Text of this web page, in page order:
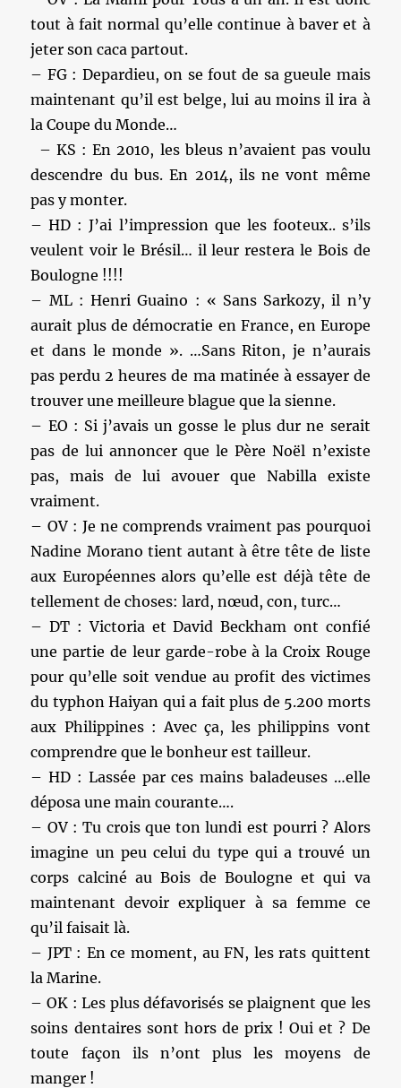
tout à fait normal qu’elle continue à baver et à
jeter son caca partout.
– FG : Depardieu, on se fout de sa gueule mais
maintenant qu’il est belge, lui au moins il ira à
la Coupe du Monde…
– KS : En 2010, les bleus n’avaient pas voulu
descendre du bus. En 2014, ils ne vont même
pas y monter.
– HD : J’ai l’impression que les footeux.. s’ils
veulent voir le Brésil… il leur restera le Bois de
Boulogne !!!!
– ML : Henri Guaino : « Sans Sarkozy, il n’y
aurait plus de démocratie en France, en Europe
et dans le monde ». …Sans Riton, je n’aurais
pas perdu 2 heures de ma matinée à essayer de
trouver une meilleure blague que la sienne.
– EO : Si j’avais un gosse le plus dur ne serait
pas de lui annoncer que le Père Noël n’existe
pas, mais de lui avouer que Nabilla existe
vraiment.
– OV : Je ne comprends vraiment pas pourquoi
Nadine Morano tient autant à être tête de liste
aux Européennes alors qu’elle est déjà tête de
tellement de choses: lard, nœud, con, turc…
– DT : Victoria et David Beckham ont confié
une partie de leur garde-robe à la Croix Rouge
pour qu’elle soit vendue au profit des victimes
du typhon Haiyan qui a fait plus de 5.200 morts
aux Philippines : Avec ça, les philippins vont
comprendre que le bonheur est tailleur.
– HD : Lassée par ces mains baladeuses …elle
déposa une main courante….
– OV : Tu crois que ton lundi est pourri ? Alors
imagine un peu celui du type qui a trouvé un
corps calciné au Bois de Boulogne et qui va
maintenant devoir expliquer à sa femme ce
qu’il faisait là.
– JPT : En ce moment, au FN, les rats quittent
la Marine.
– OK : Les plus défavorisés se plaignent que les
soins dentaires sont hors de prix ! Oui et ? De
toute façon ils n’ont plus les moyens de
manger !